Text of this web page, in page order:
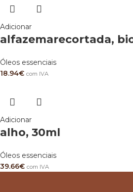
Adicionar
alfazemarecortada,
Óleos essenciais
18.94€ com IVA
Adicionar
alho, 30ml
Óleos essenciais
39.66€ com IVA